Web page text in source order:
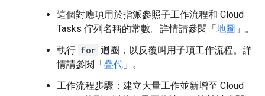
這個對應項用於指派參照子工作流程和 Cloud
Tasks 佇列名稱的常數。詳情請參閱「 地圖 」。
執行 for 迴圈，以反覆叫用子項工作流程。詳
情請參閱「 疊代 」。
工作流程步驟：建立大量工作並新增至 Cloud